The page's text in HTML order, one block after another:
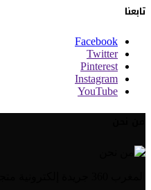
تابعنا
Facebook
Twitter
Pinterest
Instagram
YouTube